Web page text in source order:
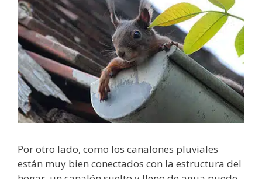
Por otro lado, como los canalones pluviales
están muy bien conectados con la estructura del